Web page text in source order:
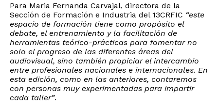
Para Maria Fernanda Carvajal, directora de la
Sección de Formación e Industria del 13CRFIC “este
espacio de formación tiene como propósito el
debate, el entrenamiento y la facilitación de
herramientas teórico-prácticas para fomentar no
solo el progreso de las diferentes áreas del
audiovisual, sino también propiciar el intercambio
entre profesionales nacionales e internacionales. En
esta edición, como en las anteriores, contaremos
con personas muy experimentadas para impartir
cada taller”.